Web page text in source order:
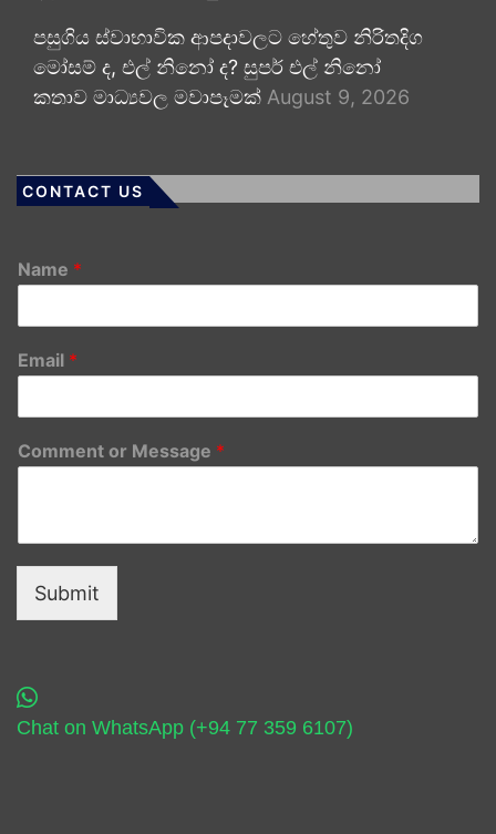
පසුගිය ස්වාභාවික ආපදාවලට හේතුව නිරිතදිග
මෝසම් ද, එල් නිනෝ ද? සුපර් එල් නිනෝ
කතාව මාධ්‍යවල මවාපෑමක් August 9, 2026
CONTACT US
Name *
Email *
Comment or Message *
Submit
Chat on WhatsApp (+94 77 359 6107)